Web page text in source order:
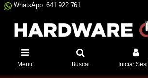
WhatsApp: 641.922.761
Menu Buscar Iniciar